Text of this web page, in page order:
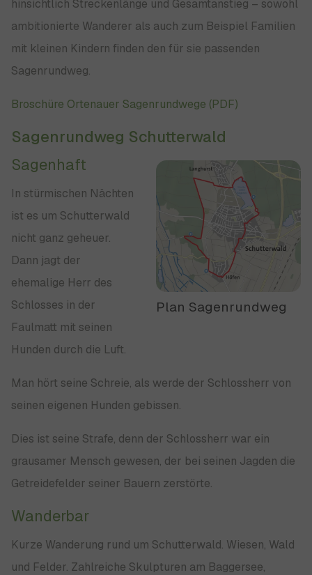
hinsichtlich Streckenlänge und Gesamtanstieg – sowohl
ambitionierte Wanderer als auch zum Beispiel Familien
mit kleinen Kindern finden den für sie passenden
Sagenrundweg.
Broschüre Ortenauer Sagenrundwege (PDF)
Sagenrundweg Schutterwald
Plan Sagenrundweg
Sagenhaft
In stürmischen Nächten
ist es um Schutterwald
nicht ganz geheuer.
Dann jagt der
ehemalige Herr des
Schlosses in der
Faulmatt mit seinen
Hunden durch die Luft.
Man hört seine Schreie, als werde der Schlossherr von
seinen eigenen Hunden gebissen.
Dies ist seine Strafe, denn der Schlossherr war ein
grausamer Mensch gewesen, der bei seinen Jagden die
Getreidefelder seiner Bauern zerstörte.
Wanderbar
Kurze Wanderung rund um Schutterwald. Wiesen, Wald
und Felder. Zahlreiche Skulpturen am Baggersee,